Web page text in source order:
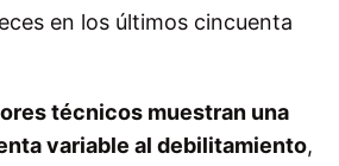
en los últimos cincuenta
técnicos muestran una
variable al debilitamiento,